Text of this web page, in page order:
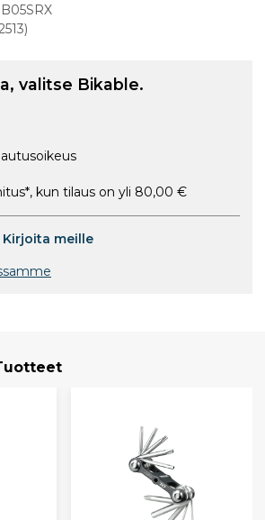
hartsi
)
valitse Bikable.
kun tilaus on yli 80,00 €
Kirjoita meille